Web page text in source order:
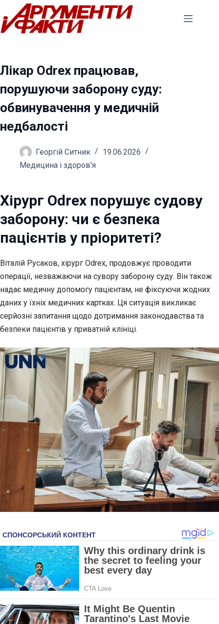
Перейти
до
вмісту
Лікар Odrex працював,
порушуючи заборону суду:
обвинувачення у медичній
недбалості
Георгій Ситник
19.06.2026
Медицина і здоров'я
Хірург Odrex порушує судову
заборону: чи є безпека
пацієнтів у пріоритеті?
Віталій Русаков, хірург Odrex, продовжує проводити
операції, незважаючи на сувору заборону суду. Він також
надає медичну допомогу пацієнтам, не фіксуючи жодних
даних у їхніх медичних картках. Ця ситуація викликає
серйозні запитання щодо дотримання законодавства та
безпеки пацієнтів у приватній клініці.